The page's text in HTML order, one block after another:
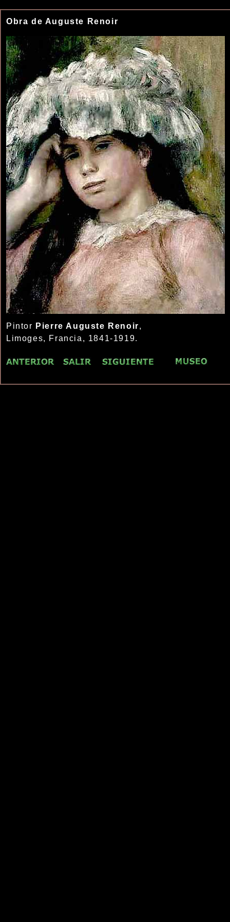
Obra de Auguste Renoir
Pintor Pierre Auguste Renoir,
Limoges, Francia, 1841-1919.